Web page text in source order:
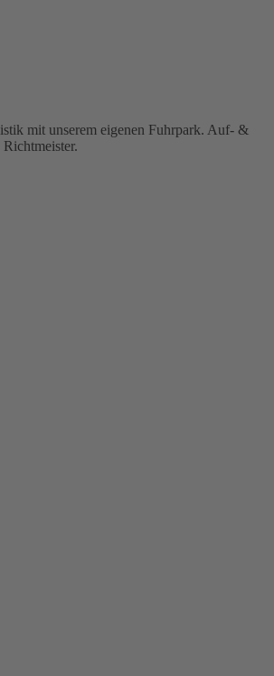
mit unserem eigenen Fuhrpark. Auf- &